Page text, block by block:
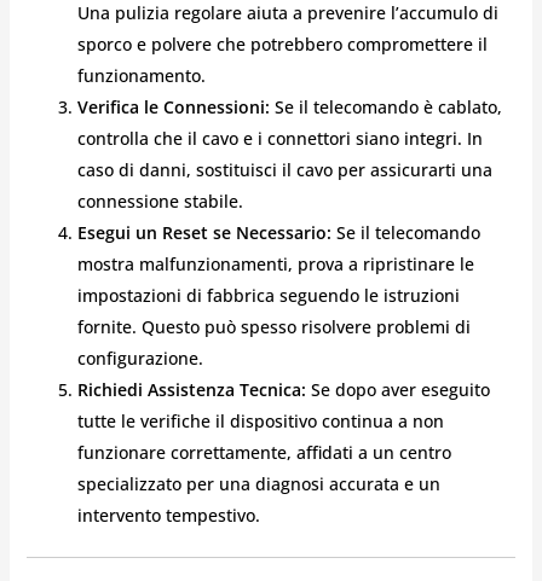
Una pulizia regolare aiuta a prevenire l’accumulo di
sporco e polvere che potrebbero compromettere il
funzionamento.
Verifica le Connessioni: Se il telecomando è cablato,
controlla che il cavo e i connettori siano integri. In
caso di danni, sostituisci il cavo per assicurarti una
connessione stabile.
Esegui un Reset se Necessario: Se il telecomando
mostra malfunzionamenti, prova a ripristinare le
impostazioni di fabbrica seguendo le istruzioni
fornite. Questo può spesso risolvere problemi di
configurazione.
Richiedi Assistenza Tecnica: Se dopo aver eseguito
tutte le verifiche il dispositivo continua a non
funzionare correttamente, affidati a un centro
specializzato per una diagnosi accurata e un
intervento tempestivo.